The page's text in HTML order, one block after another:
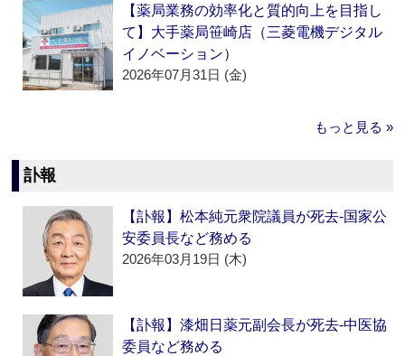
【薬局業務の効率化と質的向上を目指し
て】大手薬局笹崎店（三菱電機デジタル
イノベーション）
2026年07月31日 (金)
もっと見る »
訃報
【訃報】松本純元衆院議員が死去‐国家公
安委員長など務める
2026年03月19日 (木)
【訃報】漆畑日薬元副会長が死去‐中医協
委員など務める